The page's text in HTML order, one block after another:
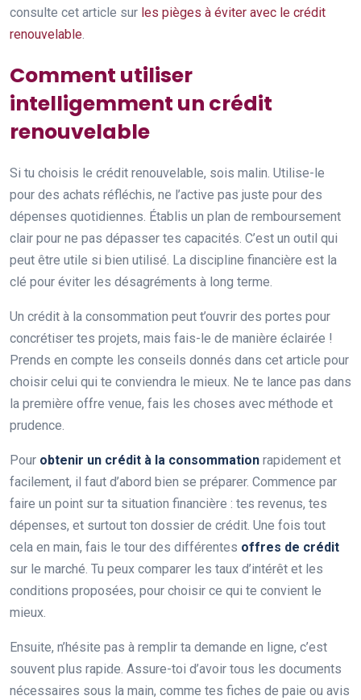
consulte cet article sur les pièges à éviter avec le crédit
renouvelable.
Comment utiliser
intelligemment un crédit
renouvelable
Si tu choisis le crédit renouvelable, sois malin. Utilise-le
pour des achats réfléchis, ne l’active pas juste pour des
dépenses quotidiennes. Établis un plan de remboursement
clair pour ne pas dépasser tes capacités. C’est un outil qui
peut être utile si bien utilisé. La discipline financière est la
clé pour éviter les désagréments à long terme.
Un crédit à la consommation peut t’ouvrir des portes pour
concrétiser tes projets, mais fais-le de manière éclairée !
Prends en compte les conseils donnés dans cet article pour
choisir celui qui te conviendra le mieux. Ne te lance pas dans
la première offre venue, fais les choses avec méthode et
prudence.
Pour obtenir un crédit à la consommation rapidement et
facilement, il faut d’abord bien se préparer. Commence par
faire un point sur ta situation financière : tes revenus, tes
dépenses, et surtout ton dossier de crédit. Une fois tout
cela en main, fais le tour des différentes offres de crédit
sur le marché. Tu peux comparer les taux d’intérêt et les
conditions proposées, pour choisir ce qui te convient le
mieux.
Ensuite, n’hésite pas à remplir ta demande en ligne, c’est
souvent plus rapide. Assure-toi d’avoir tous les documents
nécessaires sous la main, comme tes fiches de paie ou avis